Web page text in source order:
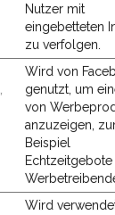
Nutzer mit
eingebetteten
zu verfolgen.
Wird von
genutzt, um
von
anzuzeigen,
Beispiel
Wird